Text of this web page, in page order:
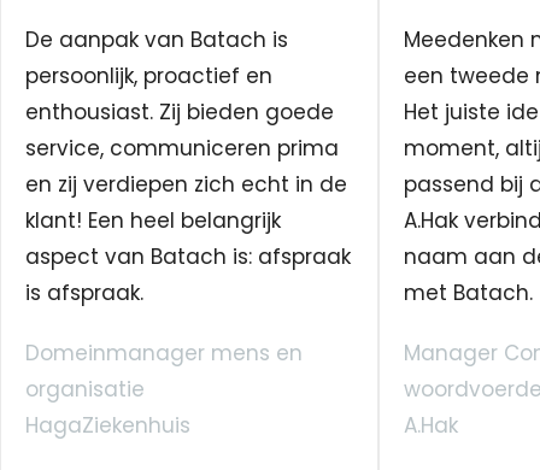
De aanpak van Batach is
persoonlijk, proactief en
enthousiast. Zij bieden goede
service, communiceren prima
en zij verdiepen zich echt in de
klant! Een heel belangrijk
aspect van Batach is: afspraak
is afspraak.
Domeinmanager mens en
organisatie
HagaZiekenhuis
Meedenken
een tweede
Het juiste
moment,
passend bij
A.Hak
naam aan
met Batach.
Manager
A.Hak